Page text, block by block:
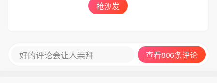
抢沙发
好的评论会让人崇拜 查看806条评论